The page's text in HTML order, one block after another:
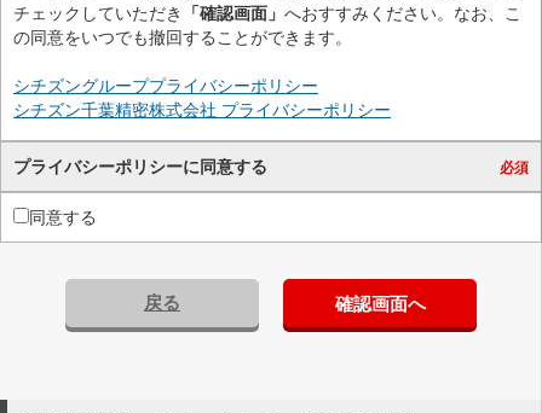
チェックしていただき
「確認画面」 へおすすみください。なお、こ
の同意をいつでも撤回することができます。
シチズングループプライバシーポリシー
シチズン千葉精密株式会社 プライバシーポリシー
プライバシーポリシーに同意する 必須
同意する
戻る 確認画面へ